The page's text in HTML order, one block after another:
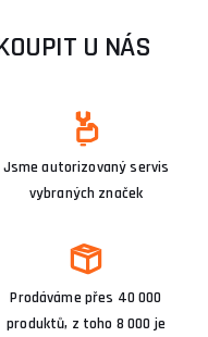
U NÁS
Jsme autorizovaný servis
vybraných značek
Prodáváme přes 40 000
produktů, z toho 8 000 je